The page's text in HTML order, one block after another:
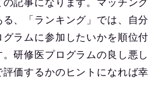
記事になります。マッチング
、「ランキング」では、自分
ラムに参加したいかを順位付
研修医プログラムの良し悪し
価するかのヒントになれば幸